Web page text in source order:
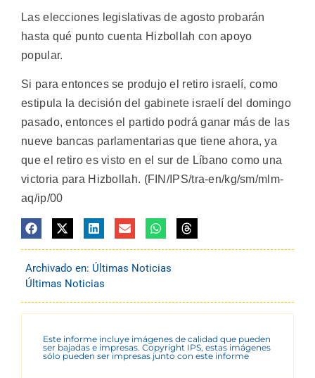
Las elecciones legislativas de agosto probarán
hasta qué punto cuenta Hizbollah con apoyo
popular.
Si para entonces se produjo el retiro israelí, como
estipula la decisión del gabinete israelí del domingo
pasado, entonces el partido podrá ganar más de las
nueve bancas parlamentarias que tiene ahora, ya
que el retiro es visto en el sur de Líbano como una
victoria para Hizbollah. (FIN/IPS/tra-en/kg/sm/mlm-
aq/ip/00
Archivado en: Últimas Noticias
Últimas Noticias
Este informe incluye imágenes de calidad que pueden
ser bajadas e impresas. Copyright IPS, estas imágenes
sólo pueden ser impresas junto con este informe